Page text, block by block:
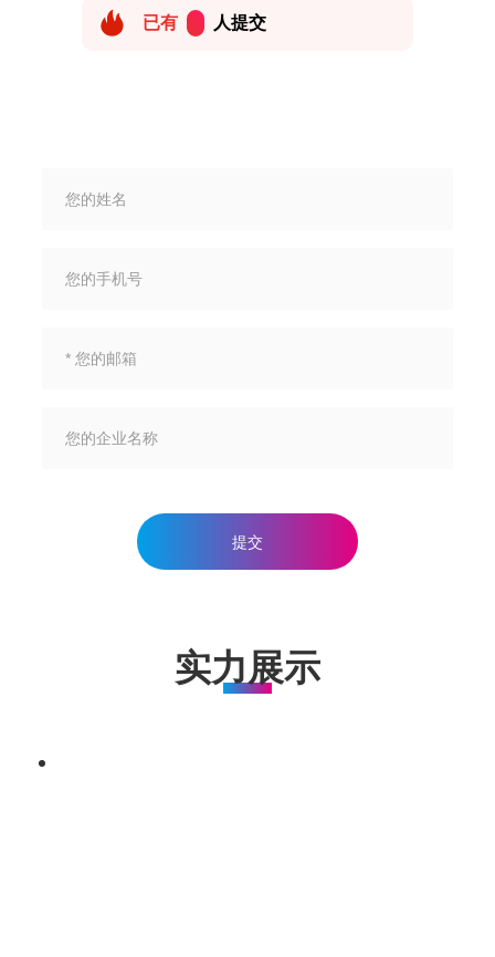
已有 人提交
提交
实力展示